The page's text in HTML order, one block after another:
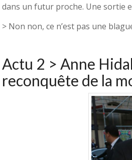
dans un futur proche. Une sortie
> Non non, ce n’est pas une
Actu 2 > Anne
reconquête de la